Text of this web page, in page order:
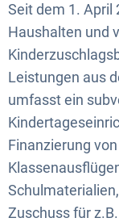
Seit dem 1. April
Haushalten und
Leistungen aus
umfasst ein
Finanzierung
Zuschuss für